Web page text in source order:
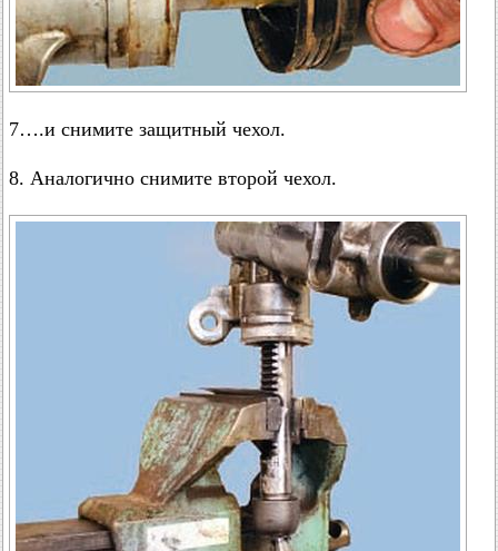
7….и снимите защитный чехол.
8. Аналогично снимите второй чехол.